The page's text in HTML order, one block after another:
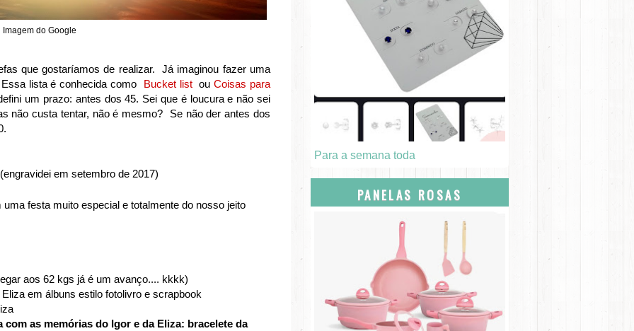
Imagem do Google
que gostaríamos de realizar. Já imaginou fazer uma
lista é conhecida como
Bucket listouCoisas para
um prazo: antes dos 45. Sei que é loucura e não sei
não custa tentar, não é mesmo? Se não der antes dos
em setembro de 2017)
festa muito especial e totalmente do nosso jeito
aos 62 kgs já é um avanço.... kkkk)
em álbuns estilo fotolivro e scrapbook
as memórias do Igor e da Eliza: bracelete da
Para a semana toda
PANELAS ROSAS